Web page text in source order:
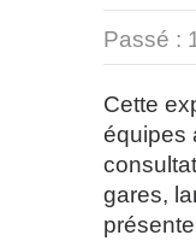
Passé :
Cette
équipes
gares,